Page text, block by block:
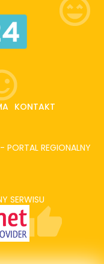
KONTAKT
REGIONALNY
SERWISU